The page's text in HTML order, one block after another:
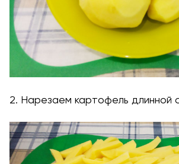
2. Нарезаем картофель длинной